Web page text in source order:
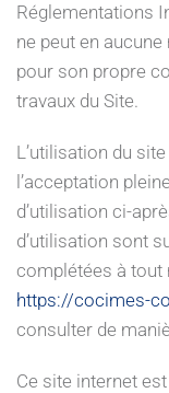
Réglementations
ne peut en
pour son propre
travaux du Site.
L’utilisation du site
l’acceptation
d’utilisation ci-
d’utilisation sont
complétées à tout
https://cocimes-
consulter de
Ce site internet